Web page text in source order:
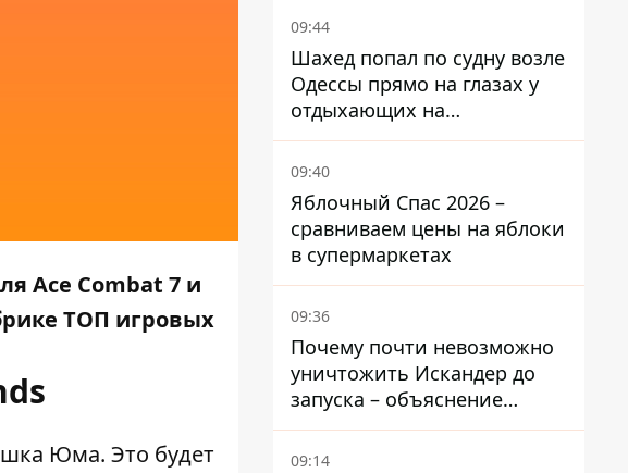
Ace Combat 7 и
ТОП игровых
Юма. Это будет
09:44
Шахед попал по судну возле
Одессы прямо на глазах у
отдыхающих на
переполненном пляже
09:40
Яблочный Спас 2026 –
сравниваем цены на яблоки
в супермаркетах
09:36
Почему почти невозможно
уничтожить Искандер до
запуска – объяснение
Флеша
09:14